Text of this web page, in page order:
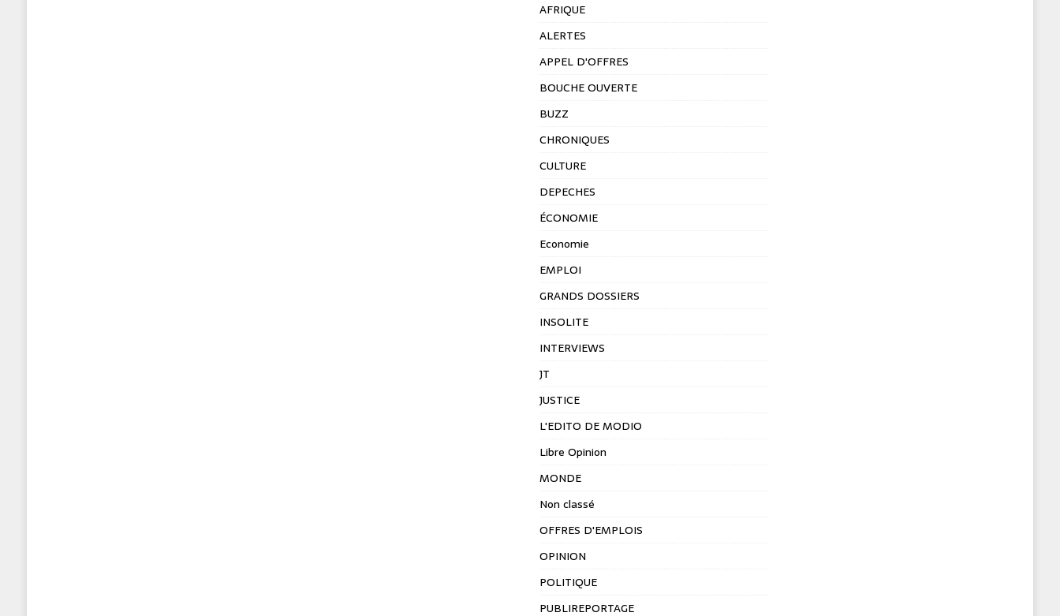
AFRIQUE
ALERTES
APPEL D'OFFRES
BOUCHE OUVERTE
BUZZ
CHRONIQUES
CULTURE
DEPECHES
ÉCONOMIE
Economie
EMPLOI
GRANDS DOSSIERS
INSOLITE
INTERVIEWS
JT
JUSTICE
L'EDITO DE MODIO
Libre Opinion
MONDE
Non classé
OFFRES D'EMPLOIS
OPINION
POLITIQUE
PUBLIREPORTAGE